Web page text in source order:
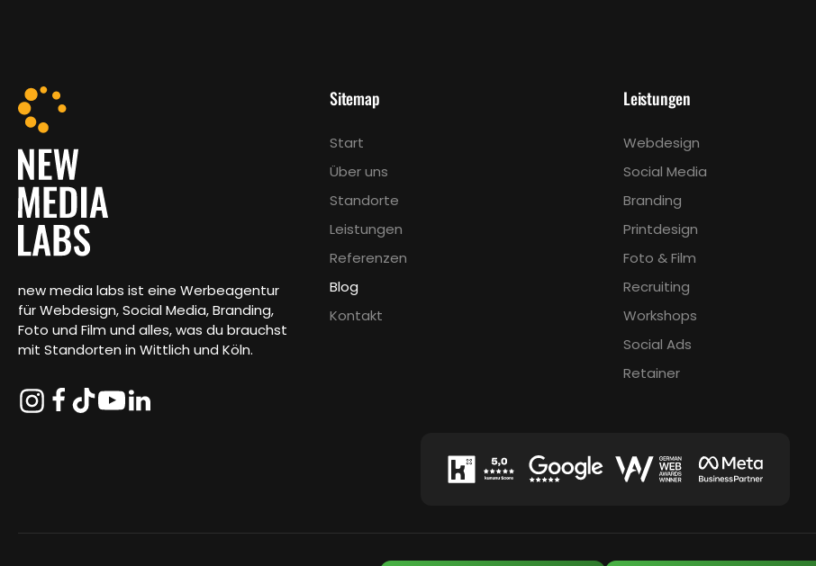
new media labs ist eine Werbeagentur
für Webdesign, Social Media, Branding,
Foto und Film und alles, was du brauchst
mit Standorten in Wittlich und Köln.
Sitemap
Start
Über uns
Standorte
Leistungen
Referenzen
Blog
Kontakt
Leistungen
Webdesign
Social Media
Branding
Printdesign
Foto & Film
Recruiting
Workshops
Social Ads
Retainer